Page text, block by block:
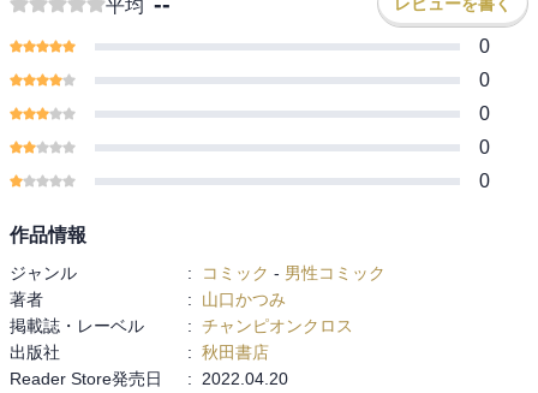
平均
0
0
0
0
0
作品情報
ジャンル : コミック - 男性コミック
著者
:
山口かつみ
掲載誌・レーベル
: チャンピオンクロス
出版社
: 秋田書店
Reader Store発売日
:
2022.04.20